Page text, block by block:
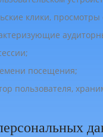
клики,
посещения;
пользователя,